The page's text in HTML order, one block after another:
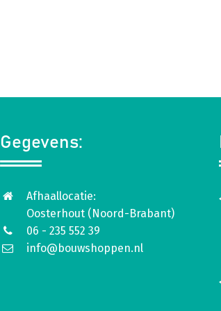
Gegevens:
Afhaallocatie:
Oosterhout (Noord-Brabant)
06 - 235 552 39
info@bouwshoppen.nl